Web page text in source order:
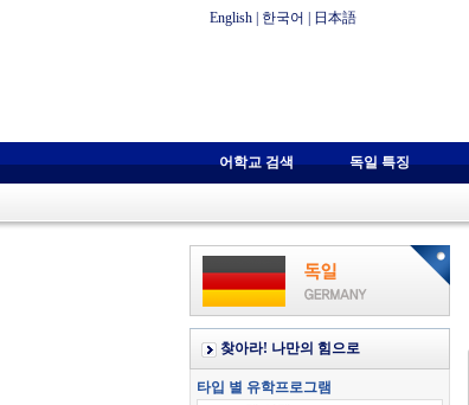
English 한국어 日本語
어학교 검색 독일 특징